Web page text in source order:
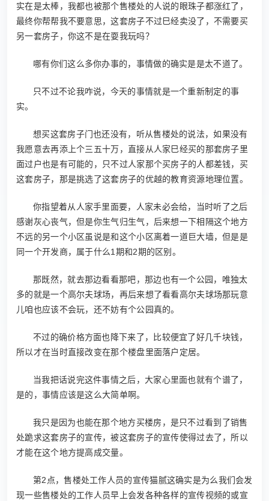
实在是太棒，我都也被那个售楼处的人说的眼珠子都涨红了，
最终你帮帮我不要意思，这套房子不过巳经卖没了，不需要买
另一套房子，你这不是在耍我玩吗？
哪有你们这么多你办事的，事情做的确实是是太不道了。
只不过不论我咋说，今天的事情就是一个重新制定的事
实。
想买这套房子门也还没有，听从售楼处的说法，如果没有
我愿意去再添上个三五十万，直接从人家巳经买的那套房子里
面过户也是有可能的，只不过人家那个买房子的人都差钱，买
这套房子，那是挑选了这套房子的优越的教育资源地理位置。
你指望着从人家手里面要，人家未必会给，当时听了之后
感谢灰心丧气，但是你生气归生气，后来想一下相隔这个地方
不远的另一个小区虽说是和这个小区离着一道巨大墙，但是是
同一个开发商，属于什么1期和2期的区别。
那既然，就去那边看看那吧，那边也有一个公园，唯独太
多的就是一个高尔夫球场，再后来想了看看高尔夫球场那玩意
儿咱也应该不会玩，还不妨有个公园真的。
不过的确价格方面也降下来了，比较便宜了好几千块钱，
所以才在当时直接改变在那个楼盘里面落户定居。
当我把话说完这件事情之后，大家心里面也就有个谱了，
是的，事情应该是这么大简单啊。
我只是因为也能在那个地方买楼房，是只不过看到了销售
处跪求这套房子的宣传，被这套房子的宣传使得过去了，所以
才能在这个地方提高成交量。
第2点，售楼处工作人员的宣传猫腻这确实是为么我们会发
现一些售楼处的工作人员早上会发各种各样的宣传视频的或宣